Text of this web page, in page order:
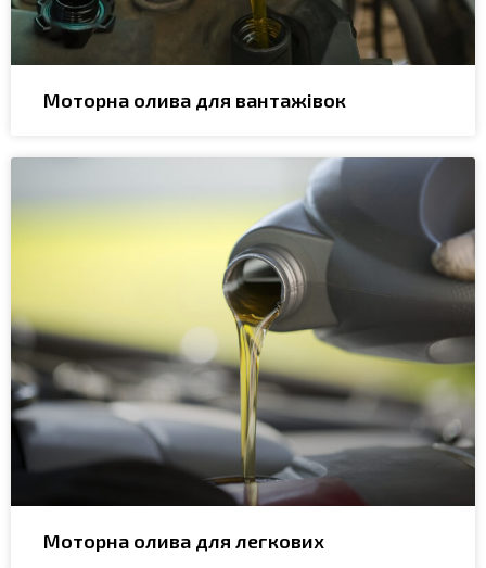
Моторна олива для вантажівок
Моторна олива для легкових